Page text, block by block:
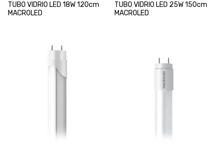
TUBO VIDRIO LED 18W 120cm
MACROLED
TUBO VIDRIO LED 25W 150cm
MACROLED